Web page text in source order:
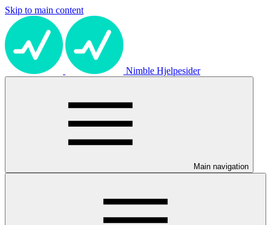
Skip to main content
Nimble Hjelpesider
Main navigation